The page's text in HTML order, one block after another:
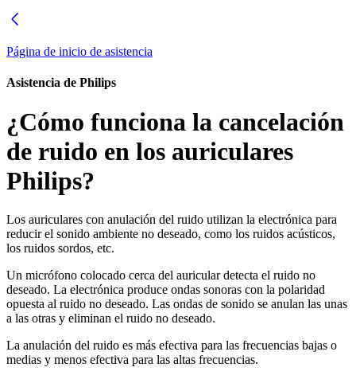
Página de inicio de asistencia
Asistencia de Philips
¿Cómo funciona la cancelación
de ruido en los auriculares
Philips?
Los auriculares con anulación del ruido utilizan la electrónica para
reducir el sonido ambiente no deseado, como los ruidos acústicos,
los ruidos sordos, etc.
Un micrófono colocado cerca del auricular detecta el ruido no
deseado. La electrónica produce ondas sonoras con la polaridad
opuesta al ruido no deseado. Las ondas de sonido se anulan las unas
a las otras y eliminan el ruido no deseado.
La anulación del ruido es más efectiva para las frecuencias bajas o
medias y menos efectiva para las altas frecuencias.